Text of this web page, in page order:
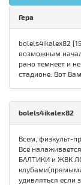
Гера
bolels4ikalex82
возможным
рано темнеет и
стадионе. Вот
bolels4ikalex82
Всем, физкульт-
Всё
БАЛТИКИ и ЖВК
удивляться если